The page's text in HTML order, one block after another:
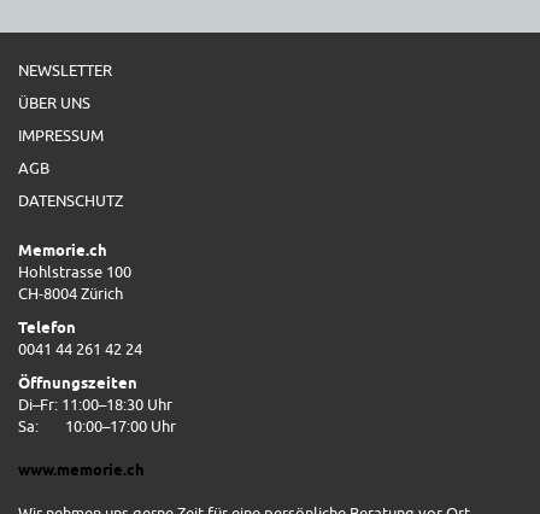
NEWSLETTER
ÜBER UNS
IMPRESSUM
AGB
DATENSCHUTZ
Memorie.ch
Hohlstrasse 100
CH-8004 Zürich
Telefon
0041 44 261 42 24
Öffnungszeiten
Di–Fr: 11:00–18:30 Uhr
Sa:
10:00–17:00 Uhr
www.memorie.ch